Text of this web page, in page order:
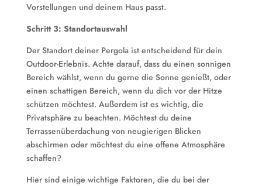
Vorstellungen und deinem Haus passt.
Schritt 3: Standortauswahl
Der Standort deiner Pergola ist entscheidend für dein
Outdoor-Erlebnis. Achte darauf, dass du einen sonnigen
Bereich wählst, wenn du gerne die Sonne genießt, oder
einen schattigen Bereich, wenn du dich vor der Hitze
schützen möchtest. Außerdem ist es wichtig, die
Privatsphäre zu beachten. Möchtest du deine
Terrassenüberdachung von neugierigen Blicken
abschirmen oder möchtest du eine offene Atmosphäre
schaffen?
Hier sind einige wichtige Faktoren, die du bei der